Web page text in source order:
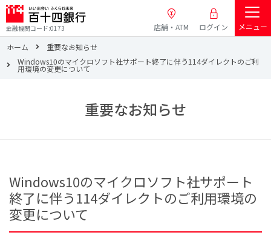
金融機関コード:0173 店舗・ATM ログイン
メニュー
ホーム
重要なお知らせ
Windows10のマイクロソフト社サポート終了に伴う114ダイレクトのご利
用環境の変更について
重要なお知らせ
Windows10のマイクロソフト社サポート
終了に伴う114ダイレクトのご利用環境の
変更について